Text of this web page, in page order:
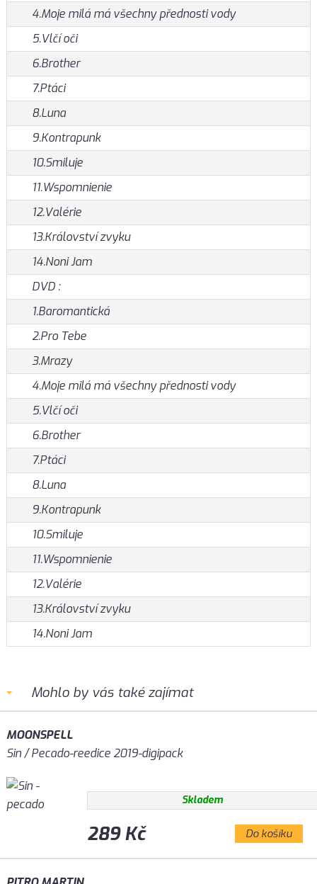
4.Moje milá má všechny přednosti vody
5.Vlčí oči
6.Brother
7.Ptáci
8.Luna
9.Kontrapunk
10.Smiluje
11.Wspomnienie
12.Valérie
13.Království zvyku
14.Noni Jam
DVD :
1.Baromantická
2.Pro Tebe
3.Mrazy
4.Moje milá má všechny přednosti vody
5.Vlčí oči
6.Brother
7.Ptáci
8.Luna
9.Kontrapunk
10.Smiluje
11.Wspomnienie
12.Valérie
13.Království zvyku
14.Noni Jam
Mohlo by vás také zajímat
MOONSPELL
Sin / Pecado-reedice 2019-digipack
Skladem
289 Kč Do košíku